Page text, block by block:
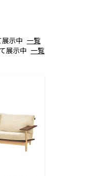
示中 一覧
展示中 一覧